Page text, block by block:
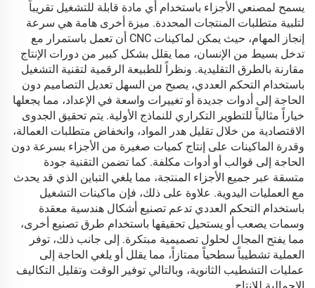
يسمح لمصنعي الأجزاء باستخدام أي مادة قابلة للتشغيل تقريباً
لتلبية متطلبات المنتجات المحددة. ميزة أخرى هامة هي سرعة
إنجاز المهام، حيث يمكن لماكينات CNC أن تعمل باستمرار مع
تدخل بسيط من الإنسان، مما يقلل بشكل كبير من دورات الإنتاج
مقارنة بالطرق التقليدية. ونظراً للطبيعة الرقمية لتقنية التشغيل
باستخدام التحكم العددي، يصبح من السهل تعديل التصاميم دون
الحاجة إلى أدوات جديدة أو تغييرات واسعة في الإعداد، مما يجعلها
خياراً مثالياً للتطوير التكراري للنماذج الأولية. يتم تحقيق الجدوى
الاقتصادية من خلال تقليل هدر المواد، وانخفاض متطلبات العمالة،
وقدرة الماكينات على إنتاج كميات صغيرة من الأجزاء بسرعة دون
الحاجة إلى قوالب أو أدوات مكلفة. كما تضمن التقنية جودة
متسقة عبر جميع الأجزاء المنتجة، مما يلغي التباين الذي قد يحدث
مع العمليات اليدوية. علاوة على ذلك، فإن ماكينات التشغيل
باستخدام التحكم العددي تدعم تصنيع أشكال هندسية معقدة
وسمات يصعب أو يستحيل تحقيقها باستخدام طرق تصنيع أخرى،
مما يفتح المجال لحلول تصميمية مبتكرة. إلى جانب ذلك، توفر
العملية تشطيباً سطحياً ممتازاً، مما يقلل أو يلغي الحاجة إلى
عمليات التشطيب الثانوية، وبالتالي توفير الوقت وتقليل التكاليف